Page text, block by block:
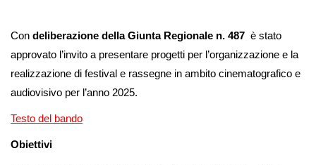
Con deliberazione della Giunta Regionale n. 487 è stato
approvato l’invito a presentare progetti per l’organizzazione e la
realizzazione di festival e rassegne in ambito cinematografico e
audiovisivo per l’anno 2025.
Testo del bando
Obiettivi